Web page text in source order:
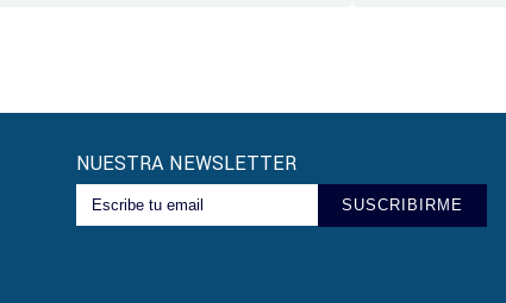
NUESTRA NEWSLETTER
SUSCRIBIRME